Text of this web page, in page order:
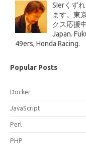
SIerくず
ます。東
クス応援
Japan.
49ers, Honda Racing.
Popular Posts
Docker
JavaScript
Perl
PHP